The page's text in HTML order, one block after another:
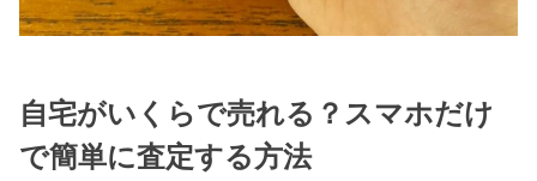
自宅がいくらで売れる？スマホだけ
で簡単に査定する方法